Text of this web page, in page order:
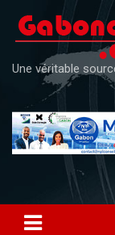
content
Une véritable